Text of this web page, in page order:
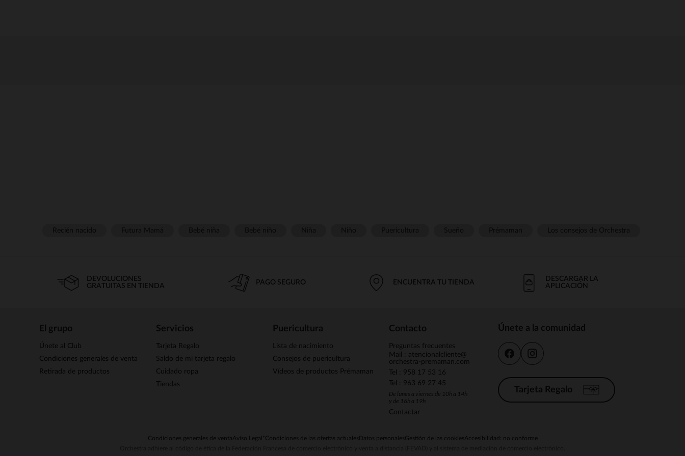
DEVOLUCIONES
GRATUITAS EN TIENDA
PAGO SEGURO ENCUENTRA TU TIENDA
DESCARGAR LA
APLICACIÓN
El grupo
Únete al Club
Condiciones generales de venta
Retirada de productos
Servicios
Tarjeta Regalo
Saldo de mi tarjeta regalo
Cuidado ropa
Tiendas
Puericultura
Lista de nacimiento
Consejos de puericultura
Vídeos de productos Prémaman
Contacto
Preguntas frecuentes
Mail : atencionalcliente@
orchestra-premaman.com
Tel : 958 17 53 16
Tel : 963 69 27 45
De lunes a viernes de 10h a 14h
y de 16h a 19h
Contactar
Únete a la comunidad
Tarjeta Regalo
Condiciones generales de ventaAviso Legal *Condiciones de las ofertas actuales Datos personalesGestión de las cookiesAccesibilidad: no conforme